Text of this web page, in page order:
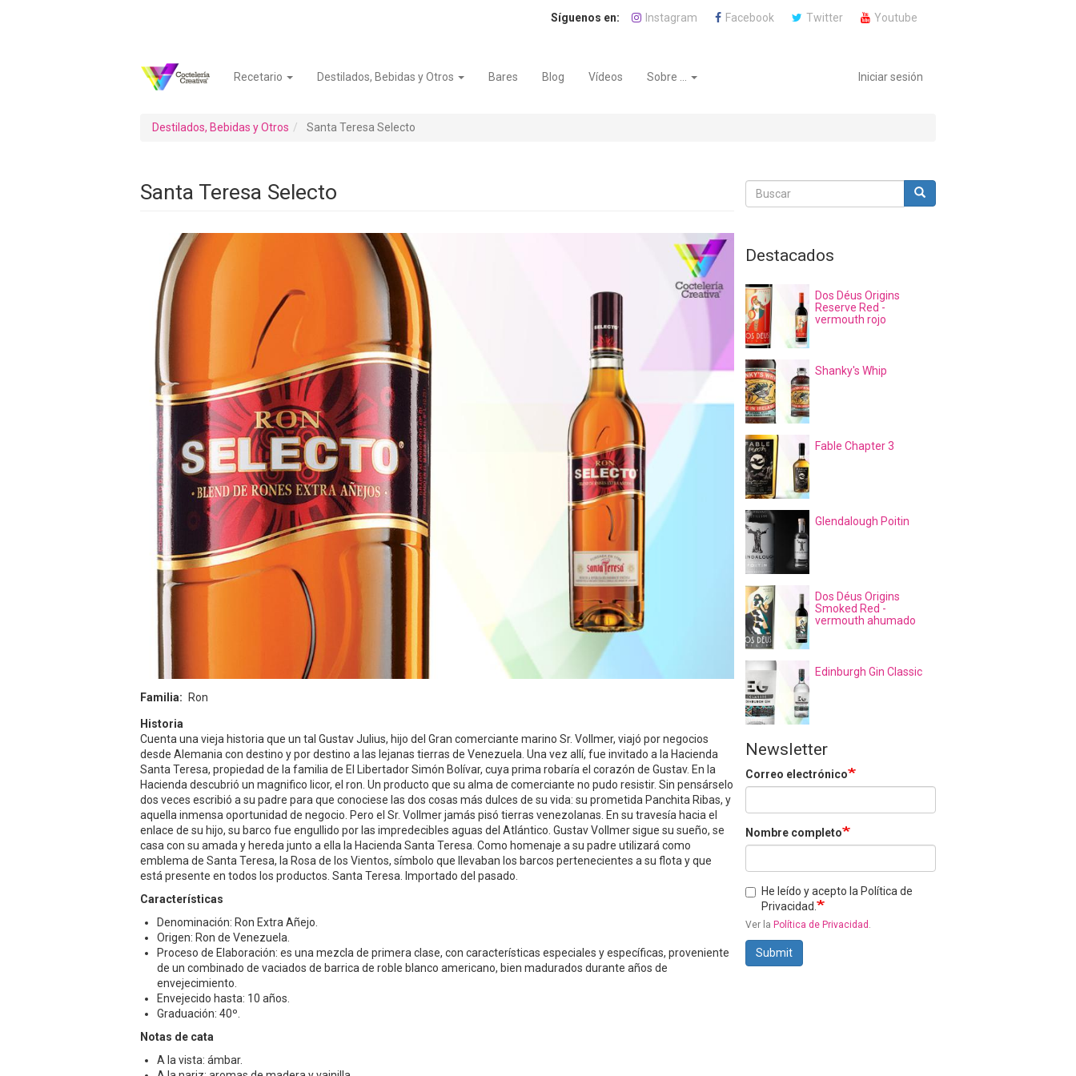
Instagram Facebook Twitter Youtube
NavegaciónRecetario Destilados, Bebidas y Otros Bares Blog Vídeos Sobre ...
Menú
cuenta
de
Iniciar sesión
Destilados, Bebidas y Otros Santa Teresa Selecto
Santa Teresa Selecto
Familia Ron
Historia
Cuenta una vieja historia que un tal Gustav Julius, hijo del Gran comerciante marino Sr. Vollmer, viajó por negocios
desde Alemania con destino y por destino a las lejanas tierras de Venezuela. Una vez allí, fue invitado a la Hacienda
Santa Teresa, propiedad de la familia de El Libertador Simón Bolívar, cuya prima robaría el corazón de Gustav. En la
Hacienda descubrió un magnifico licor, el ron. Un producto que su alma de comerciante no pudo resistir. Sin pensárselo
dos veces escribió a su padre para que conociese las dos cosas más dulces de su vida: su prometida Panchita Ribas, y
aquella inmensa oportunidad de negocio. Pero el Sr. Vollmer jamás pisó tierras venezolanas. En su travesía hacia el
enlace de su hijo, su barco fue engullido por las impredecibles aguas del Atlántico. Gustav Vollmer sigue su sueño, se
casa con su amada y hereda junto a ella la Hacienda Santa Teresa. Como homenaje a su padre utilizará como
emblema de Santa Teresa, la Rosa de los Vientos, símbolo que llevaban los barcos pertenecientes a su flota y que
está presente en todos los productos. Santa Teresa. Importado del pasado.
Características
Denominación: Ron Extra Añejo.
Origen: Ron de Venezuela.
Proceso de Elaboración: es una mezcla de primera clase, con características especiales y específicas, proveniente
de un combinado de vaciados de barrica de roble blanco americano, bien madurados durante años de
envejecimiento.
Envejecido hasta: 10 años.
Graduación: 40º.
Notas de cata
A la vista: ámbar.
Buscar
Buscar Buscar
Destacados
Dos Déus Origins
Reserve Red -
vermouth rojo
Shanky's Whip
Fable Chapter 3
Glendalough Poitin
Dos Déus Origins
Smoked Red -
vermouth ahumado
Edinburgh Gin Classic
Newsletter
Correo electrónico
Nombre completo
He leído y acepto la Política de
Privacidad.
Ver la Política de Privacidad .
Submit